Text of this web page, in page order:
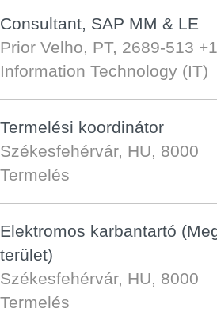
Consultant, SAP MM & LE
Prior Velho, PT, 2689-513
Information Technology (IT)
Termelési koordinátor
Székesfehérvár, HU, 8000
Termelés
Elektromos karbantartó
terület)
Székesfehérvár, HU, 8000
Termelés